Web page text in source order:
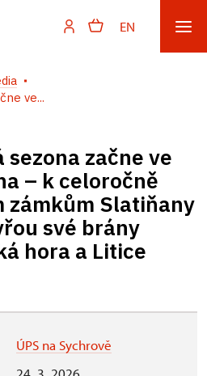
EN
ve...
začne ve
– k celoročně
zámkům Slatiňany
své brány
hora a Litice
ÚPS na Sychrově